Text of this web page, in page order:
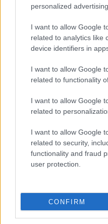
personalized advertising.
I want to allow Google
related to analytics like
device identifiers in
I want to allow Google
related to functionality
I want to allow Google
related to
I want to allow Google
related to security,
functionality and fraud
user protection.
CONFIRM
Οι εκπομπές
αυξάνονται - Για
Η αύξηση απειλεί τη
ΑΛΛΑ #TAGS
ειδήσεις τώρα